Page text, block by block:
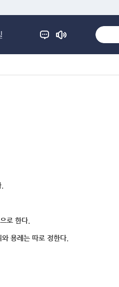
로 한다.
용례는 따로 정한다.